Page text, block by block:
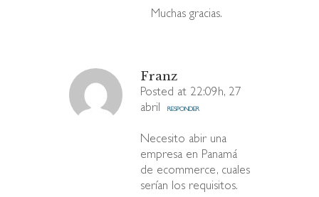
Muchas gracias.
Franz
Posted at 22:09h, 27
abril
RESPONDER
Necesito abir una
empresa en Panamá
de ecommerce, cuales
serían los requisitos.